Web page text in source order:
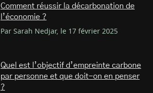
Comment réussir la décarbonation de
l’économie ?
Par Sarah Nedjar, le 17 février 2025
Quel est l’objectif d’empreinte carbone
par personne et que doit-on en penser
?